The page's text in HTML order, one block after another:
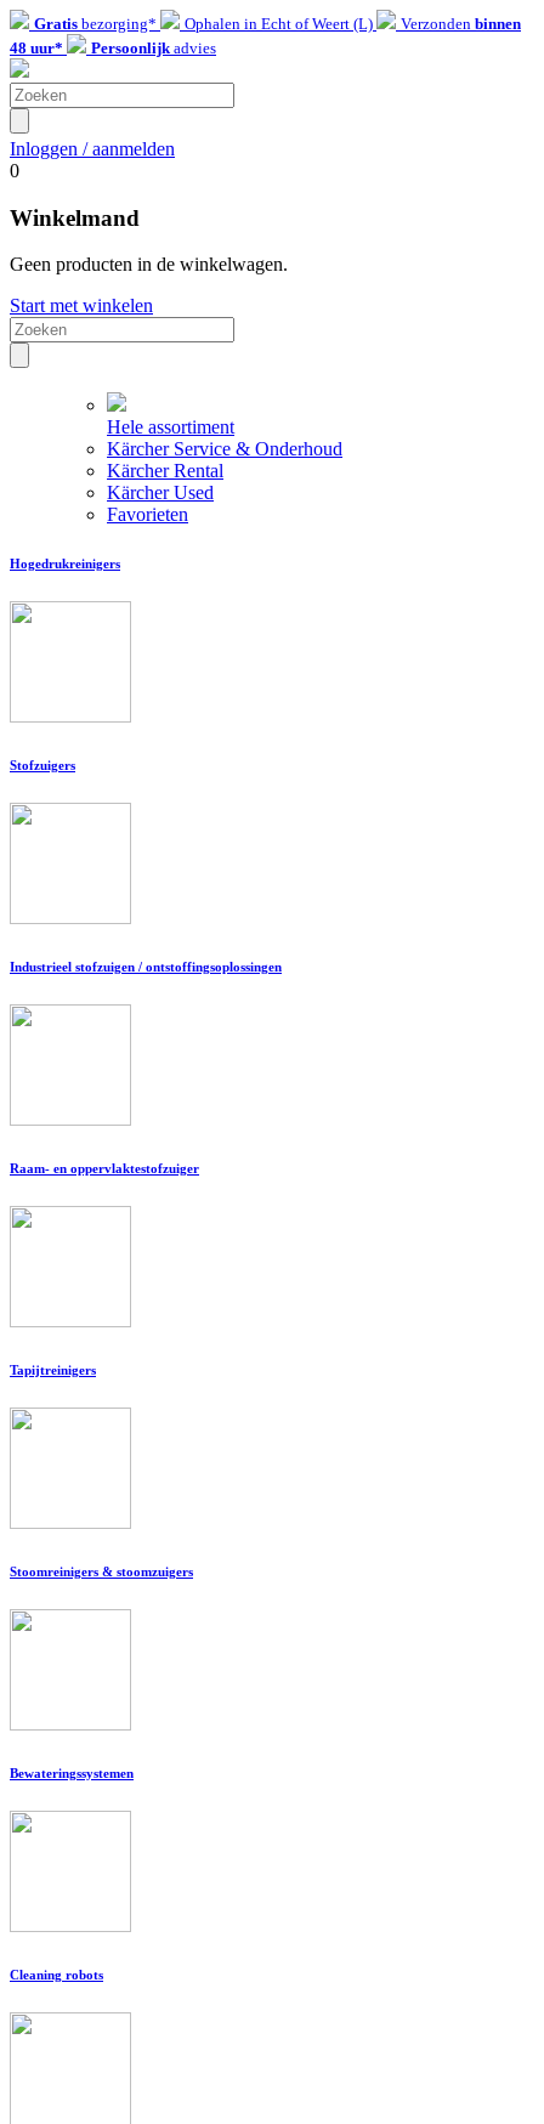
Gratis bezorging* Ophalen in Echt of Weert (L) Verzonden binnen
48 uur*
Persoonlijkadvies
Inloggen / aanmelden
0
Winkelmand
Geen producten in de winkelwagen.
Start met winkelen
Hele assortiment
Kärcher Service & Onderhoud
Kärcher Rental
Kärcher Used
Favorieten
Hogedrukreinigers
Stofzuigers
Industrieel stofzuigen / ontstoffingsoplossingen
Raam- en oppervlaktestofzuiger
Tapijtreinigers
Stoomreinigers & stoomzuigers
Bewateringssystemen
Cleaning robots